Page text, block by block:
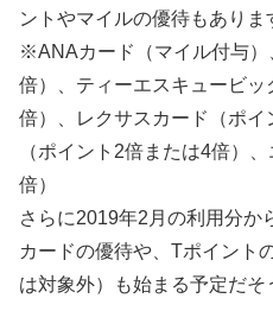
ントやマイルの優待もありま
※ANAカード（マイル付与）
倍）、ティーエスキュービ
倍）、レクサスカード（ポ
（ポイント2倍または4倍）
倍）
さらに2019年2月の利用分か
カードの優待や、Tポイント
は対象外）も始まる予定だそ